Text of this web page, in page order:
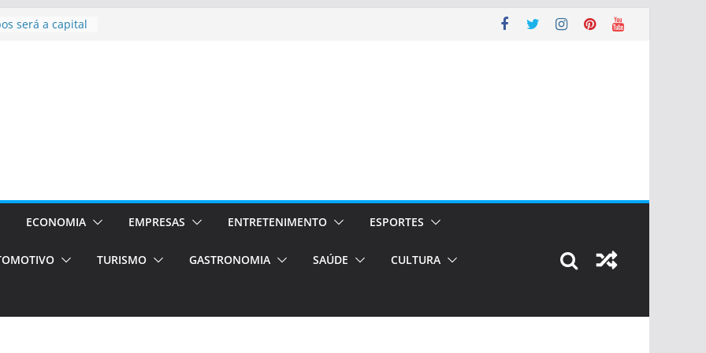
o segundo
volta!
Orientados
de transfer,
ECONOMIA EMPRESAS ENTRETENIMENTO ESPORTES
TURISMO GASTRONOMIA SAÚDE CULTURA